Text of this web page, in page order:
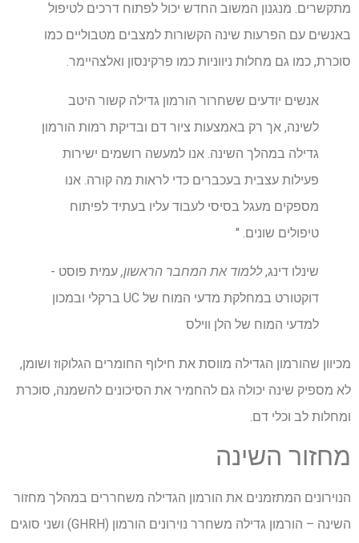
מתקשרים. מנגנון המשוב החדש יכול לפתוח דרכים לטיפול
באנשים עם הפרעות שינה הקשורות למצבים מטבוליים כמו
סוכרת, כמו גם מחלות ניווניות כמו פרקינסון ואלצהיימר.
אנשים יודעים ששחרור הורמון גדילה קשור היטב
לשינה, אך רק באמצעות ציור דם ובדיקת רמות הורמון
גדילה במהלך השינה. אנו למעשה רושמים ישירות
פעילות עצבית בעכברים כדי לראות מה קורה. אנו
מספקים מעגל בסיסי לעבוד עליו בעתיד לפיתוח
טיפולים שונים. "
שינלו דינג,ללמוד את המחבר הראשון, עמית פוסט -
דוקטורט במחלקת מדעי המוח של UC ברקלי ובמכון
למדעי המוח של הלן ווילס
מכיוון שהורמון הגדילה מווסת את חילוף החומרים הגלוקוז ושומן,
לא מספיק שינה יכולה גם להחמיר את הסיכונים להשמנה, סוכרת
ומחלות לב וכלי דם.
מחזור השינה
הנוירונים המתזמנים את הורמון הגדילה משחררים במהלך מחזור
השינה – הורמון גדילה משחרר נוירונים הורמון (GHRH) ושני סוגים